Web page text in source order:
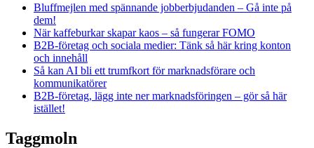
Bluffmejlen med spännande jobberbjudanden – Gå inte på
dem!
När kaffeburkar skapar kaos – så fungerar FOMO
B2B-företag och sociala medier: Tänk så här kring konton
och innehåll
Så kan AI bli ett trumfkort för marknadsförare och
kommunikatörer
B2B-företag, lägg inte ner marknadsföringen – gör så här
istället!
Taggmoln